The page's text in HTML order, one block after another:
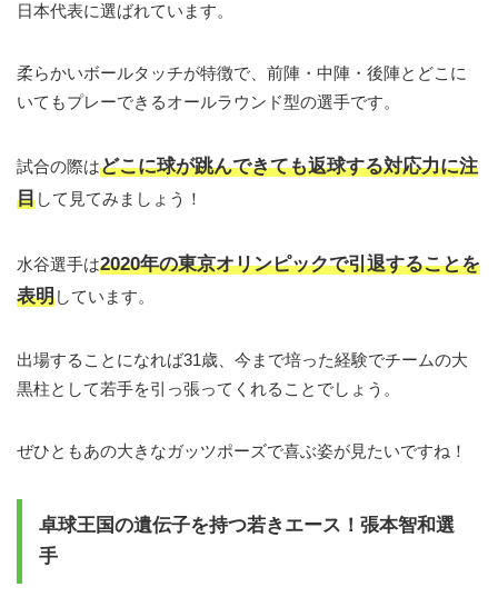
日本代表に選ばれています。
柔らかいボールタッチが特徴で、前陣・中陣・後陣とどこに
いてもプレーできるオールラウンド型の選手です。
試合の際はどこに球が跳んできても返球する対応力に注
目して見てみましょう！
水谷選手は2020年の東京オリンピックで引退することを
表明しています。
出場することになれば31歳、今まで培った経験でチームの大
黒柱として若手を引っ張ってくれることでしょう。
ぜひともあの大きなガッツポーズで喜ぶ姿が見たいですね！
卓球王国の遺伝子を持つ若きエース！張本智和選
手